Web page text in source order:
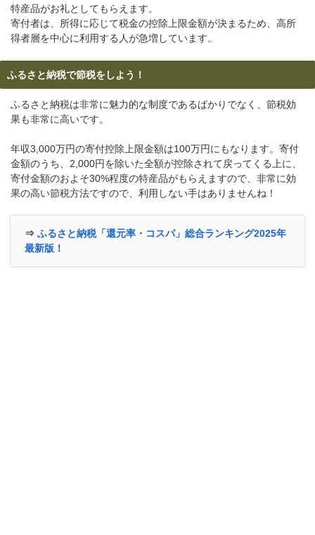
特産品がお礼としてもらえます。
寄付者は、所得に応じて税金の控除上限金額が決まるため、高所
得者層を中心に利用する人が急増しています。
ふるさと納税で節税をしよう！
ふるさと納税は非常に魅力的な制度であるばかりでなく、節税効
果も非常に高いです。
年収3,000万円の寄付控除上限金額は100万円にもなります。寄付
金額のうち、2,000円を除いた全額が控除されて戻ってくる上に、
寄付金額のおよそ30%程度の特産品がもらえますので、非常に効
果の高い節税方法ですので、利用しない手はありませんね！
⇒ ふるさと納税「還元率・コスパ」総合ランキング2025年
最新版！